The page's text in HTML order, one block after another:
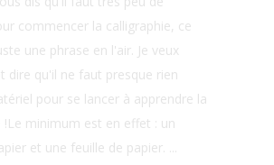
commencer la calligraphie, ce
une phrase en l'air. Je veux
dire qu'il ne faut presque rien
pour se lancer à apprendre la
!Le minimum est en effet : un
et une feuille de papier.